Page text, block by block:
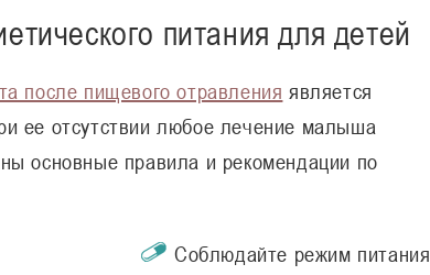
питания для детей
после пищевого отравления является
ее отсутствии любое лечение малыша
основные правила и рекомендации по
Соблюдайте режим питания.